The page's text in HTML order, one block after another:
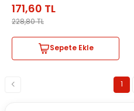
171,60 TL
228,80TL
Sepete Ekle
1